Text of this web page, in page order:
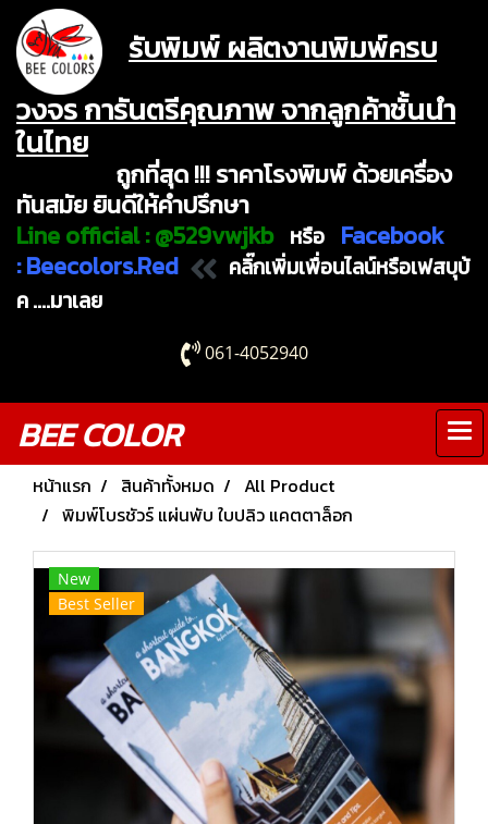
รับพิมพ์ ผลิตงานพิมพ์ครบ
วงจร การันตรีคุณภาพ จากลูกค้าชั้นนำ
ในไทย
ถูกที่สุด !!! ราคาโรงพิมพ์ ด้วยเครื่อง
ทันสมัย ยินดีให้คำปรึกษา
Line official :@529vwjkb หรือ Facebook
:Beecolors.Red
คลิ๊กเพิ่มเพื่อนไลน์หรือเฟสบุบ้
ค ....มาเลย
061-4052940
BEE COLOR
บีคัลเลอร์ดีไซน์แอนด์ปริ้นติ้ง
หน้าแรก สินค้าทั้งหมด
All Product
พิมพ์โบรชัวร์ แผ่นพับ ใบปลิว แคตตาล็อก
New
Best Seller